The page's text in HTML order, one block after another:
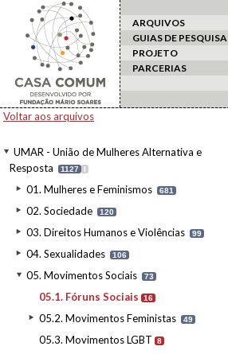
ARQUIVOS
GUIAS DE PESQUISA
PROJETO
PARCERIAS
Voltar aos arquivos
UMAR - União de Mulheres Alternativa e
Resposta
1127 I
01. Mulheres e Feminismos 681
02. Sociedade 120
03. Direitos Humanos e Violências 99
04. Sexualidades 106
05. Movimentos Sociais 73
05.1. Fóruns Sociais 16
05.2. Movimentos Feministas 49
05.3. Movimentos LGBT 8